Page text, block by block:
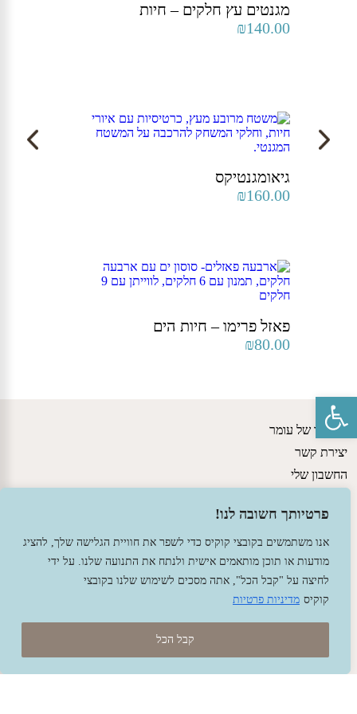
פתח סרגל נגישות
פרטיותך חשובה לנו!
אנו משתמשים בקובצי קוקיס כדי לשפר את חוויית הגלישה שלך, להציג
מודעות או תוכן מותאמים אישית ולנתח את התנועה שלנו. על ידי
לחיצה על "קבל הכל", אתה מסכים לשימוש שלנו בקובצי
קוקיס מדיניות פרטיות
קבל הכל
מגנטים עץ חלקים – חיות
₪140.00
גיאומגנטיקס
₪160.00
פאזל פרימו – חיות הים
₪80.00
הסיפור של עומר
יצירת קשר
החשבון שלי
מדיניות משלוחים ותקנון האתר
הצהרת נגישות